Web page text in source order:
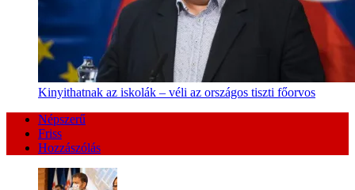
Kinyithatnak az iskolák – véli az országos tiszti főorvos
Népszerű
Friss
Hozzászólás